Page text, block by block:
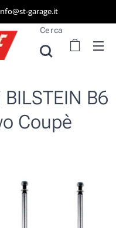
garage.it
Cerca
B6
Coupè